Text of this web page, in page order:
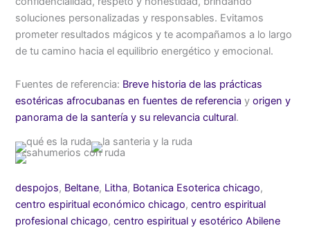
soluciones personalizadas y responsables. Evitamos
prometer resultados mágicos y te acompañamos a lo largo
de tu camino hacia el equilibrio energético y emocional.
Fuentes de referencia: Breve historia de las prácticas
esotéricas afrocubanas en fuentes de referencia yorigen y
panorama de la santería y su relevancia cultural.
despojos, Beltane, Litha, Botanica Esoterica chicago,
centro espiritual económico chicago,centro espiritual
profesional chicago,centro espiritual y esotérico Abilene